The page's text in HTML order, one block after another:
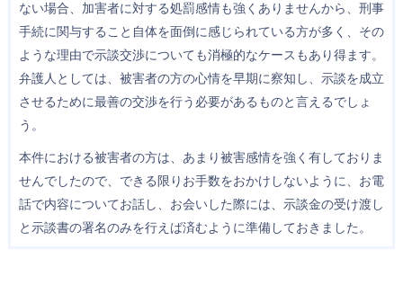
ない場合、加害者に対する処罰感情も強くありませんから、刑事
手続に関与すること自体を面倒に感じられている方が多く、その
ような理由で示談交渉についても消極的なケースもあり得ます。
弁護人としては、被害者の方の心情を早期に察知し、示談を成立
させるために最善の交渉を行う必要があるものと言えるでしょ
う。
本件における被害者の方は、あまり被害感情を強く有しておりま
せんでしたので、できる限りお手数をおかけしないように、お電
話で内容についてお話し、お会いした際には、示談金の受け渡し
と示談書の署名のみを行えば済むように準備しておきました。